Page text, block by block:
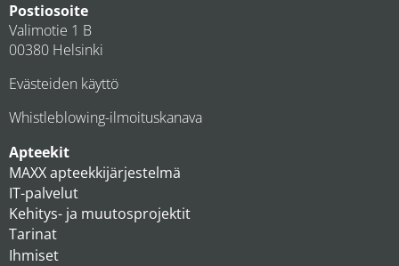
Postiosoite
Valimotie 1 B
00380 Helsinki
Evästeiden käyttö
Whistleblowing-ilmoituskanava
Apteekit
MAXX apteekkijärjestelmä
IT-palvelut
Kehitys- ja muutosprojektit
Tarinat
Ihmiset